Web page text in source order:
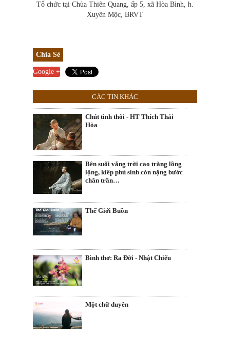
Tổ chức tại Chùa Thiên Quang, ấp 5, xã Hòa Bình, h.
Xuyên Mộc, BRVT
Chia Sẻ
Google +
CÁC TIN KHÁC
Chút tình thôi - HT Thích Thái
Hòa
Bên suối vắng trời cao trăng lồng
lộng, kiếp phù sinh còn nặng bước
chân trần…
Thế Giới Buồn
Bình thơ: Ra Đời - Nhật Chiếu
Một chữ duyên